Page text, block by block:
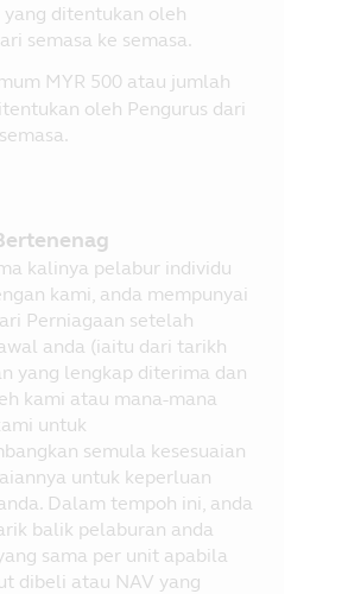
yang ditentukan oleh
semasa ke semasa.
MYR 500 atau jumlah
oleh Pengurus dari
kalinya pelabur individu
kami, anda mempunyai
Perniagaan setelah
anda (iaitu dari tarikh
yang lengkap diterima dan
kami atau mana-mana
untuk
semula kesesuaian
untuk keperluan
Dalam tempoh ini, anda
balik pelaburan anda
sama per unit apabila
dibeli atau NAV yang